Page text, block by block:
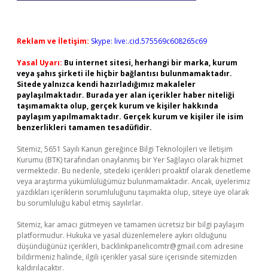
Reklam ve İletişim: Skype: live:.cid.575569c608265c69
Yasal Uyarı: Bu internet sitesi, herhangi bir marka, kurum
veya şahıs şirketi ile hiçbir bağlantısı bulunmamaktadır.
Sitede yalnızca kendi hazırladığımız makaleler
paylaşılmaktadır. Burada yer alan içerikler haber niteliği
taşımamakta olup, gerçek kurum ve kişiler hakkında
paylaşım yapılmamaktadır. Gerçek kurum ve kişiler ile isim
benzerlikleri tamamen tesadüfidir.
Sitemiz, 5651 Sayılı Kanun gereğince Bilgi Teknolojileri ve İletişim
Kurumu (BTK) tarafından onaylanmış bir Yer Sağlayıcı olarak hizmet
vermektedir. Bu nedenle, sitedeki içerikleri proaktif olarak denetleme
veya araştırma yükümlülüğümüz bulunmamaktadır. Ancak, üyelerimiz
yazdıkları içeriklerin sorumluluğunu taşımakta olup, siteye üye olarak
bu sorumluluğu kabul etmiş sayılırlar.
Sitemiz, kar amacı gütmeyen ve tamamen ücretsiz bir bilgi paylaşım
platformudur. Hukuka ve yasal düzenlemelere aykırı olduğunu
düşündüğünüz içerikleri, backlinkpanelicomtr@gmail.com adresine
bildirmeniz halinde, ilgili içerikler yasal süre içerisinde sitemizden
kaldırılacaktır.